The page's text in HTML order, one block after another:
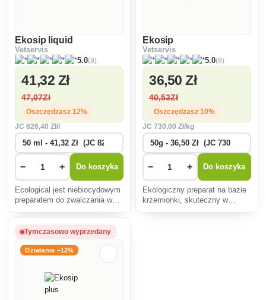
Ekosip liquid
Vetservis
5.0(8)
41,32 Zł
47,07Zł
Oszczędzasz 12%
JC826,40 Zł/l
− + Do koszyka
Ecological jest niebiocydowym
preparatem do zwalczania w
przerostów pasożytów
pleśni.
Ekosip
Vetservis
5.0(8)
36,50 Zł
40,53Zł
Oszczędzasz 10%
JC 730,00 Zł/kg
− + Do koszyka
Ekologiczny preparat na bazie
krzemionki, skuteczny w
Tymczasowo wyprzedany
Działanie −12%